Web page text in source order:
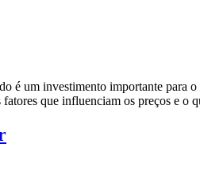
é um investimento importante para
fatores que influenciam os preços e o